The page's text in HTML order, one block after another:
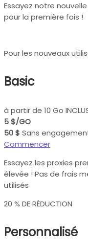
Essayez notre
pour la première fois !
Pour les nouveaux
Basic
à partir de 10 Go
5 $/GO
50 $ Sans
Commencer
Essayez les proxies
élevée ! Pas de frais
utilisés
20 % DE RÉDUCTION
Personnalisé